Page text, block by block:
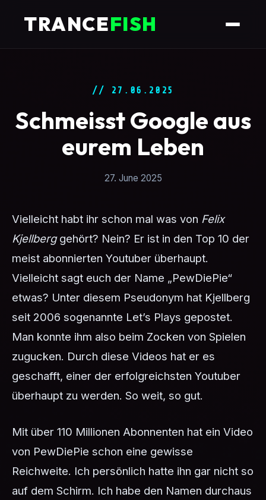
TRANCEFISH
// 27.06.2025
Schmeisst Google aus
eurem Leben
27. June 2025
Vielleicht habt ihr schon mal was von Felix
Kjellberggehört? Nein? Er ist in den Top 10 der
meist abonnierten Youtuber überhaupt.
Vielleicht sagt euch der Name „PewDiePie“
etwas? Unter diesem Pseudonym hat Kjellberg
seit 2006 sogenannte Let’s Plays gepostet.
Man konnte ihm also beim Zocken von Spielen
zugucken. Durch diese Videos hat er es
geschafft, einer der erfolgreichsten Youtuber
überhaupt zu werden. So weit, so gut.
Mit über 110 Millionen Abonnenten hat ein Video
von PewDiePie schon eine gewisse
Reichweite. Ich persönlich hatte ihn gar nicht so
auf dem Schirm. Ich habe den Namen durchaus